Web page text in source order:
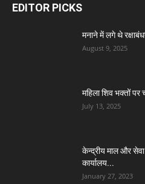
EDITOR PICKS
मनाने में लगे थे
August 9, 2025
महिला शिव भक्तों पर
July 13, 2025
केन्द्रीय माल और
कार्यालय...
January 27, 2023